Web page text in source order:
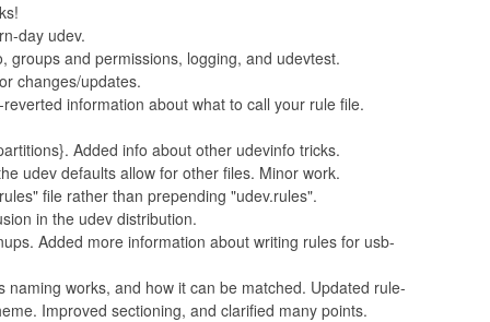
day udev.
groups and permissions, logging, and udevtest.
changes/updates.
information about what to call your rule file.
Added info about other udevinfo tricks.
udev defaults allow for other files. Minor work.
file rather than prepending "udev.rules".
in the udev distribution.
Added more information about writing rules for usb-
works, and how it can be matched. Updated rule-
Improved sectioning, and clarified many points.